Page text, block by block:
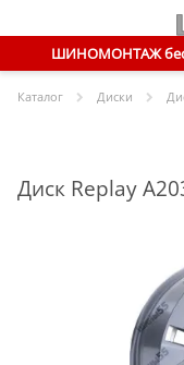
ШИНОМОНТАЖ
Каталог Диски
Диск Replay